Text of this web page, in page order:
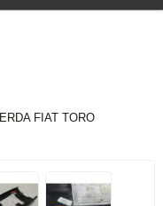
FIAT TORO